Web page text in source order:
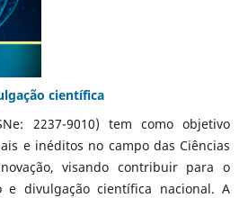
científica
2237-9010) tem como objetivo
e inéditos no campo das Ciências
visando contribuir para o
e divulgação científica nacional. A